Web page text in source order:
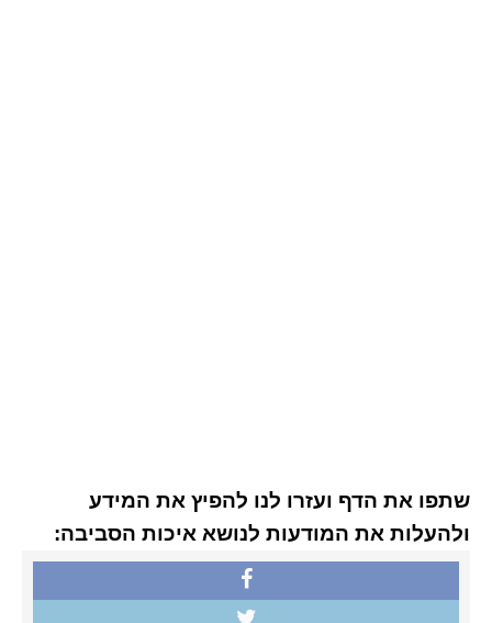
שתפו את הדף ועזרו לנו להפיץ את המידע
ולהעלות את המודעות לנושא איכות הסביבה: